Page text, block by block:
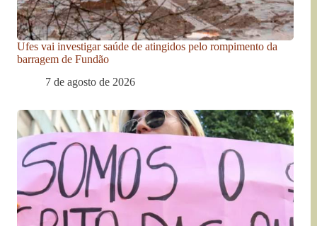
Ufes vai investigar saúde de atingidos pelo rompimento da
barragem de Fundão
7 de agosto de 2026